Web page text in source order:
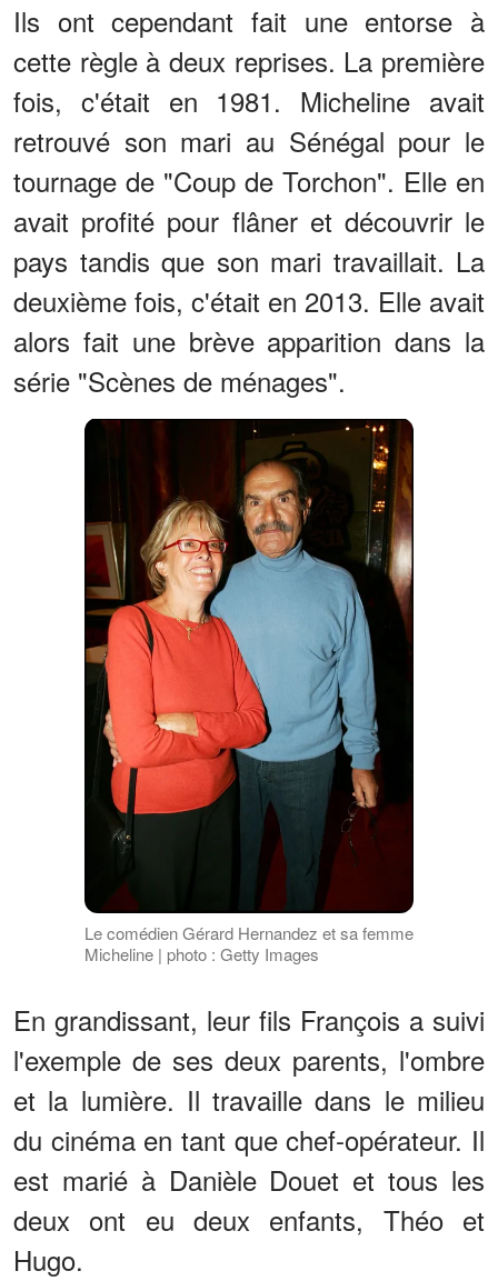
Ils ont cependant fait une entorse à
cette règle à deux reprises. La première
fois, c'était en 1981. Micheline avait
retrouvé son mari au Sénégal pour le
tournage de "Coup de Torchon". Elle en
avait profité pour flâner et découvrir le
pays tandis que son mari travaillait. La
deuxième fois, c'était en 2013. Elle avait
alors fait une brève apparition dans la
série "Scènes de ménages".
Le comédien Gérard Hernandez et sa femme
Micheline | photo : Getty Images
En grandissant, leur fils François a suivi
l'exemple de ses deux parents, l'ombre
et la lumière. Il travaille dans le milieu
du cinéma en tant que chef-opérateur. Il
est marié à Danièle Douet et tous les
deux ont eu deux enfants, Théo et
Hugo.